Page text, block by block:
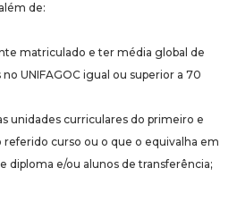
de:
matriculado e ter média global de
UNIFAGOC igual ou superior a 70
unidades curriculares do primeiro e
referido curso ou o que o equivalha em
diploma e/ou alunos de transferência;